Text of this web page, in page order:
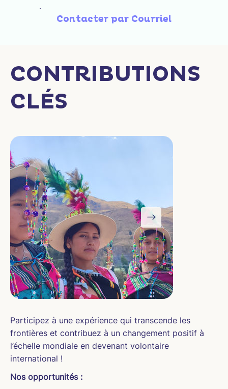
Contacter par Courriel
CONTRIBUTIONS
CLÉS
Participez à une expérience qui transcende les
frontières et contribuez à un changement positif à
l’échelle mondiale en devenant volontaire
international !
Nos opportunités :